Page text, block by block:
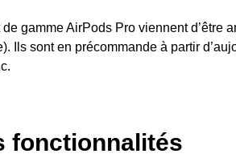
de gamme AirPods Pro viennent d’être
Ils sont en précommande à partir
fonctionnalités